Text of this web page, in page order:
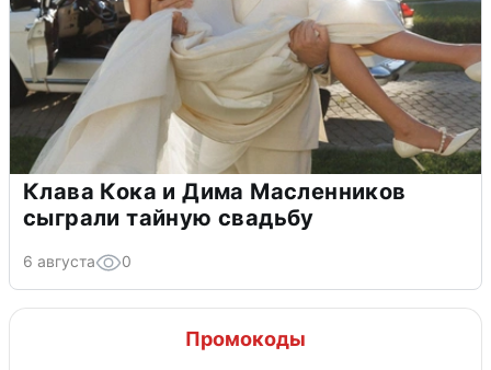
Клава Кока и Дима Масленников
сыграли тайную свадьбу
6 августа 0
Промокоды